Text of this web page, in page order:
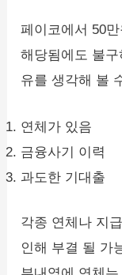
페이코에서 50
해당됨에도 불
유를 생각해 볼
연체가 있음
금융사기 이력
과도한 기대출
각종 연체나 지
인해 부결 될 가